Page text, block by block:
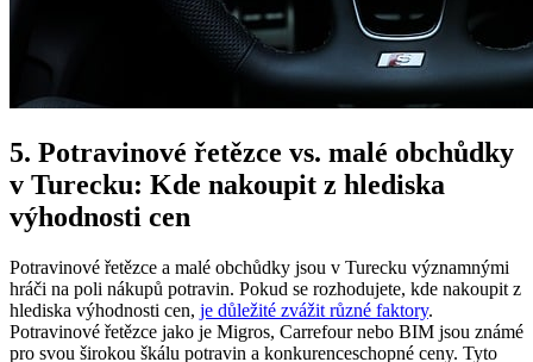
5. Potravinové řetězce vs. malé obchůdky
v Turecku: Kde nakoupit z hlediska
výhodnosti cen
Potravinové řetězce a malé obchůdky jsou v Turecku významnými
hráči na poli nákupů potravin. Pokud se rozhodujete, kde nakoupit z
hlediska výhodnosti cen, je důležité zvážit různé faktory.
Potravinové řetězce jako je Migros, Carrefour nebo BIM jsou známé
pro svou širokou škálu potravin a konkurenceschopné ceny. Tyto